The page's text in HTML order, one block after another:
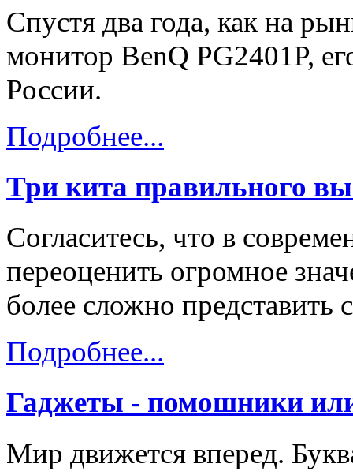
Спустя два года, как на
монитор BenQ PG2401P,
России.
Подробнее...
Три кита правильного
Согласитесь, что в
переоценить огромное
более сложно представить
Подробнее...
Гаджеты - помошники
Мир движется вперед.